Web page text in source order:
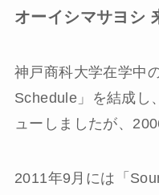
オーイシマサヨシ
神戸商科大学在学中
Schedule」を結成し
ューしましたが、
2011年9月には「